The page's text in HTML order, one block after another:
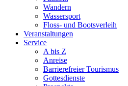
Wandern
Wassersport
Floss- und Bootsverleih
Veranstaltungen
Service
A bis Z
Anreise
Barrierefreier Tourismus
Gottesdienste